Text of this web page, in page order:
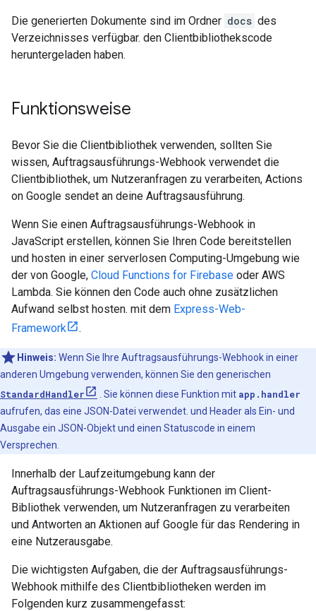
Die generierten Dokumente sind im Ordner docs des
Verzeichnisses verfügbar. den Clientbibliothekscode
heruntergeladen haben.
Funktionsweise
Bevor Sie die Clientbibliothek verwenden, sollten Sie
wissen, Auftragsausführungs-Webhook verwendet die
Clientbibliothek, um Nutzeranfragen zu verarbeiten, Actions
on Google sendet an deine Auftragsausführung.
Wenn Sie einen Auftragsausführungs-Webhook in
JavaScript erstellen, können Sie Ihren Code bereitstellen
und hosten in einer serverlosen Computing-Umgebung wie
der von Google, Cloud Functions for Firebase oder AWS
Lambda. Sie können den Code auch ohne zusätzlichen
Aufwand selbst hosten. mit dem Express-Web-
Framework
.
Hinweis: Wenn Sie Ihre Auftragsausführungs-Webhook in einer
anderen Umgebung verwenden, können Sie den generischen
StandardHandler
. Sie können diese Funktion mit app.handler
aufrufen, das eine JSON-Datei verwendet. und Header als Ein- und
Ausgabe ein JSON-Objekt und einen Statuscode in einem
Versprechen.
Innerhalb der Laufzeitumgebung kann der
Auftragsausführungs-Webhook Funktionen im Client-
Bibliothek verwenden, um Nutzeranfragen zu verarbeiten
und Antworten an Aktionen auf Google für das Rendering in
eine Nutzerausgabe.
Die wichtigsten Aufgaben, die der Auftragsausführungs-
Webhook mithilfe des Clientbibliotheken werden im
Folgenden kurz zusammengefasst: